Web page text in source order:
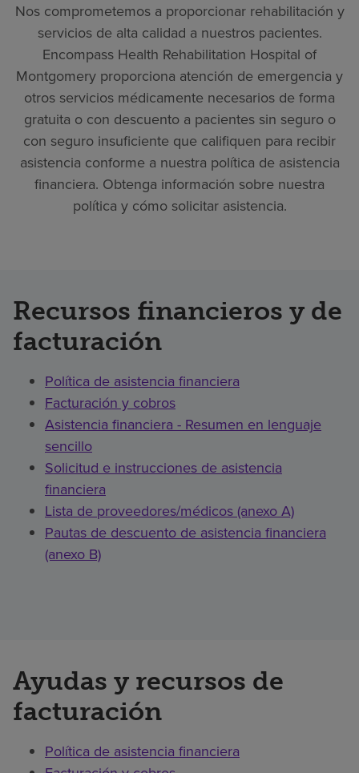
Nos comprometemos a proporcionar rehabilitación y
servicios de alta calidad a nuestros pacientes.
Encompass Health Rehabilitation Hospital of
Montgomery proporciona atención de emergencia y
otros servicios médicamente necesarios de forma
gratuita o con descuento a pacientes sin seguro o
con seguro insuficiente que califiquen para recibir
asistencia conforme a nuestra política de asistencia
financiera. Obtenga información sobre nuestra
política y cómo solicitar asistencia.
Recursos financieros y de
facturación
Política de asistencia financiera
Facturación y cobros
Asistencia financiera - Resumen en lenguaje
sencillo
Solicitud e instrucciones de asistencia
financiera
Lista de proveedores/médicos (anexo A)
Pautas de descuento de asistencia financiera
(anexo B)
Ayudas y recursos de
facturación
Política de asistencia financiera